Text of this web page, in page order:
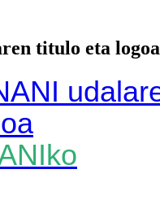
titulo eta logoa